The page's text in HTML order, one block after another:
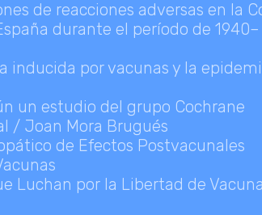
de reacciones adversas en la
durante el período de
inducida por vacunas y la
un estudio del grupo Cochrane
/ Joan Mora Brugués
de Efectos Postvacunales
Luchan por la Libertad de